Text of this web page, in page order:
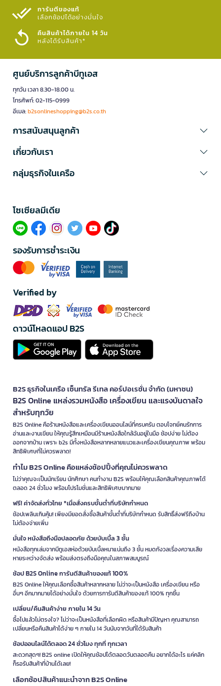
การันตีของแท้
เลือกช้อปได้อย่างมั่นใจ​
คืนสินค้าได้ภายใน 14 วัน
หลังได้รับสินค้า*
ศูนย์บริการลูกค้าบีทูเอส
ทุกวัน เวลา 8.30-18.00 น.
โทรศัพท์: 02-115-0999
อีเมล:b2sonlineshopping@b2s.co.th
การสนับสนุนลูกค้า
เกี่ยวกับเรา
กลุ่มธุรกิจในเครือ
โซเซียลมีเดีย​
รองรับการชำระเงิน
Verified by
ดาวน์โหลดแอป B2S
B2S ธุรกิจในเครือ เซ็นทรัล รีเทล คอร์ปอเรชั่น จำกัด (มหาชน)
B2S Online แหล่งรวมหนังสือ เครื่องเขียน และแรงบันดาลใจ
สำหรับทุกวัย
B2S Online คือร้านหนังสือและเครื่องเขียนออนไลน์ที่ครบครัน ตอบโจทย์คนรักการ
อ่านและงานเขียน ให้คุณรู้สึกเหมือนมีร้านหนังสือใกล้ฉันอยู่ในมือ ช้อปง่าย ไม่ต้อง
ออกจากบ้าน เพราะ b2s มีทั้งหนังสือหลากหลายแนวและเครื่องเขียนคุณภาพ พร้อม
สิทธิพิเศษที่ไม่ควรพลาด!
ทำไม B2S Online คือแหล่งช้อปปิ้งที่คุณไม่ควรพลาด
ไม่ว่าคุณจะเป็นนักเรียน นักศึกษา คนทำงาน B2S พร้อมให้คุณเลือกสินค้าคุณภาพได้
ตลอด 24 ชั่วโมง พร้อมโปรโมชั่นและสิทธิพิเศษมากมาย
ฟรี! ค่าจัดส่งทั่วไทย *เมื่อสั่งครบขั้นต่ำที่บริษัทกำหนด
ช้อปเพลินเกินคุ้ม! เพียงมียอดสั่งซื้อสินค้าขั้นต่ำที่บริษัทกำหนด รับสิทธิ์ส่งฟรีถึงบ้าน
ไม่ต้องจ่ายเพิ่ม
มั่นใจ หนังสือถึงมือปลอดภัย ด้วยบับเบิ้ล 3 ชั้น
หนังสือทุกเล่มจากบีทูเอสห่อด้วยบับเบิ้ลหนาแน่นถึง 3 ชั้น หมดกังวลเรื่องความเสีย
หายระหว่างจัดส่ง พร้อมส่งตรงถึงมือคุณในสภาพสมบูรณ์
ช้อป B2S Online การันตีสินค้าของแท้ 100%
B2S Online ให้คุณเลือกซื้อสินค้าหลากหลาย ไม่ว่าจะเป็นหนังสือ เครื่องเขียน หรือ
อื่นๆ อีกมากมายได้อย่างมั่นใจ ด้วยการการันตีสินค้าของแท้ 100% ทุกชิ้น
เปลี่ยน/คืนสินค้าง่าย ภายใน 14 วัน
ซื้อไปแล้วไม่ตรงใจ? ไม่ว่าจะเป็นหนังสือที่เลือกผิด หรือสินค้ามีปัญหา คุณสามารถ
เปลี่ยนหรือคืนสินค้าได้ง่าย ๆ ภายใน 14 วันนับจากวันที่ได้รับสินค้า
ช้อปออนไลน์ได้ตลอด 24 ชั่วโมง ทุกที่ ทุกเวลา
สะดวกสุดๆ! B2S online เปิดให้คุณช้อปได้ตลอดวันตลอดคืน อยากได้อะไร แค่คลิก
ก็รอรับสินค้าที่บ้านได้เลย!
เลือกช้อปสินค้าแนะนำจาก B2S Online